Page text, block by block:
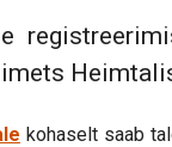
kohaselt saab